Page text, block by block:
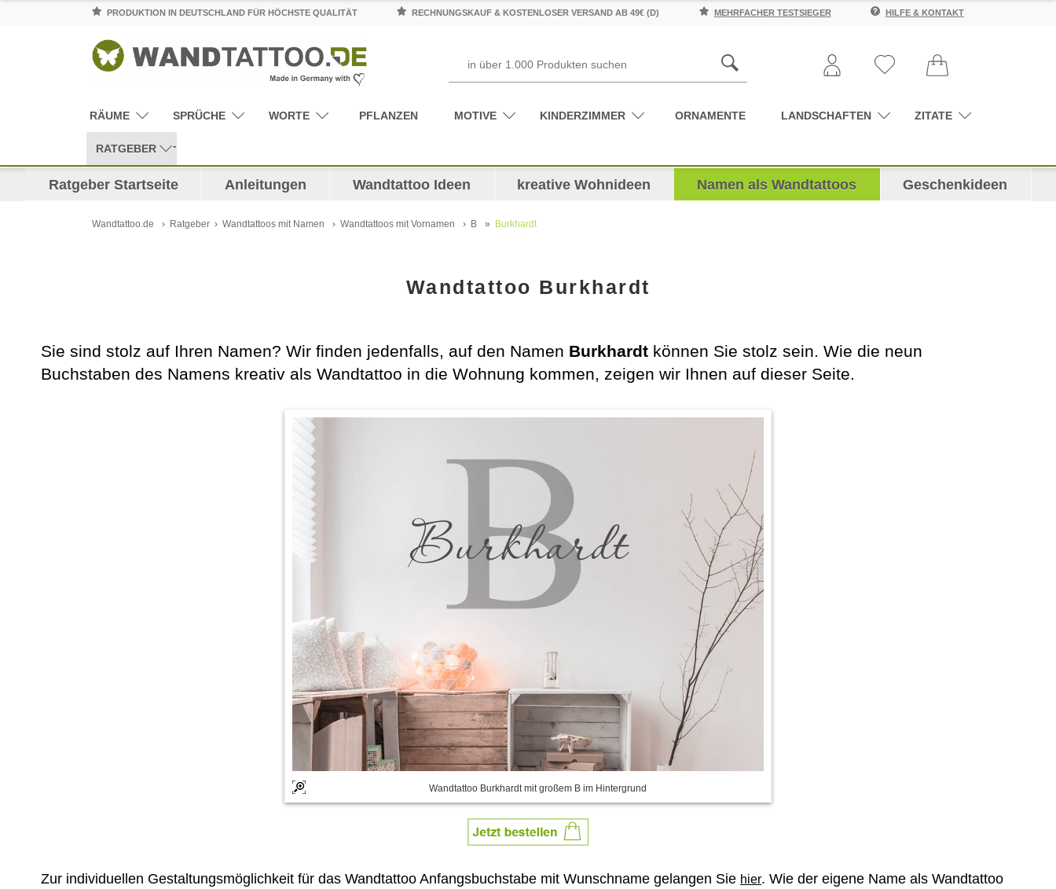
PRODUKTION IN DEUTSCHLAND FÜR HÖCHSTE QUALITÄT RECHNUNGSKAUF & KOSTENLOSER VERSAND AB 49€ (D) MEHRFACHER TESTSIEGER HILFE & KONTAKT
RÄUME SPRÜCHE WORTE PFLANZEN MOTIVE KINDERZIMMER ORNAMENTE LANDSCHAFTEN ZITATE
RATGEBER
Ratgeber Startseite Anleitungen Wandtattoo Ideen kreative Wohnideen Namen als Wandtattoos Geschenkideen
Wandtattoo.de Ratgeber Wandtattoos mit Namen Wandtattoos mit Vornamen B Burkhardt
Wandtattoo Burkhardt
Sie sind stolz auf Ihren Namen? Wir finden jedenfalls, auf den Namen Burkhardt können Sie stolz sein. Wie die neun
Buchstaben des Namens kreativ als Wandtattoo in die Wohnung kommen, zeigen wir Ihnen auf dieser Seite.
Wandtattoo Burkhardt mit großem B im Hintergrund
Zur individuellen Gestaltungsmöglichkeit für das Wandtattoo Anfangsbuchstabe mit Wunschname gelangen Sie hier. Wie der eigene Name als Wandtattoo